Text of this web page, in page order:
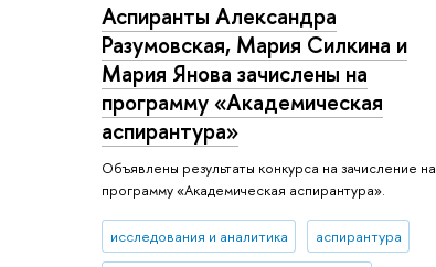
Аспиранты Александра
Разумовская, Мария Силкина и
Мария Янова зачислены на
программу «Ака­де­ми­че­ская
аспирантура»
Объявлены результаты конкурса на зачисление на
программу «Академическая аспирантура».
исследования и аналитика аспирантура